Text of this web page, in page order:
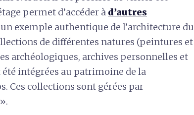
permet d’accéder à d’autres
exemple authentique de l’architecture du
de différentes natures (peintures et
archéologiques, archives personnelles et
intégrées au patrimoine de la
Ces collections sont gérées par